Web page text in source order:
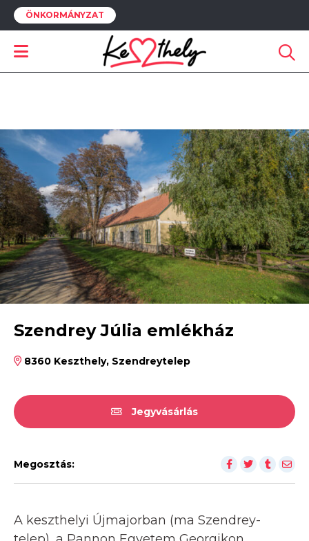
ÖNKORMÁNYZAT
Szendrey Júlia emlékház
8360 Keszthely, Szendreytelep
Jegyvásárlás
Megosztás:
A keszthelyi Újmajorban (ma Szendrey-